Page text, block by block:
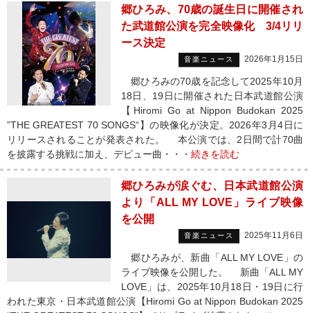
郷ひろみ、70歳の誕生日に開催され
た武道館公演を完全映像化 3/4リリ
ース決定
音楽ニュース 2026年1月15日
郷ひろみの70歳を記念して2025年10月
18日、19日に開催された日本武道館公演
【Hiromi Go at Nippon Budokan 2025
”THE GREATEST 70 SONGS“】の映像化が決定。2026年3月4日に
リリースされることが発表された。 本公演では、2日間で計70曲
を披露する挑戦に加え、デビュー曲・・・ 続きを読む
郷ひろみが涙ぐむ、日本武道館公演
より「ALL MY LOVE」ライブ映像
を公開
音楽ニュース 2025年11月6日
郷ひろみが、新曲「ALL MY LOVE」の
ライブ映像を公開した。 新曲「ALL MY
LOVE」は、2025年10月18日・19日に行
われた東京・日本武道館公演【Hiromi Go at Nippon Budokan 2025